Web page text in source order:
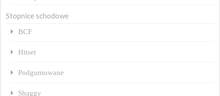
Stopnice schodowe
BCF
Hitset
Podgumowane
Shaggy